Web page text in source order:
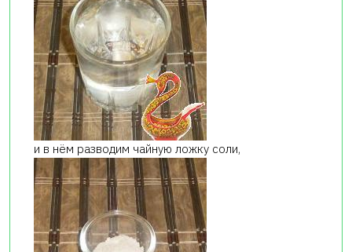
и в нём разводим чайную ложку соли,